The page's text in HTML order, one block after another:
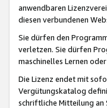
anwendbaren
diesen verbundenen
Sie dürfen den
verletzen. Sie dürfen
maschinelles Lernen
Die Lizenz endet mit
Vergütungskatalog
schriftliche Mitteilung an